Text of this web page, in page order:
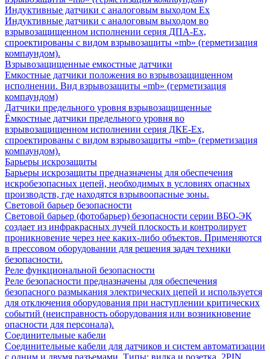
Индуктивные датчики с аналоговым выходом Ех
Индуктивные датчики с аналоговым выходом во
взрывозащищенном исполнении серия ДПА-Ех,
спроектированы с видом взрывозащиты «mb» (герметизация
компаундом).
Взрывозащищенные емкостные датчики
Емкостные датчики положения во взрывозащищенном
исполнении. Вид взрывозащиты «mb» (герметизация
компаундом)
Датчики предельного уровня взрывозащищенные
Ёмкостные датчики предельного уровня во
взрывозащищенном исполнении серия ДКЕ-Ех,
спроектированы с видом взрывозащиты «mb» (герметизация
компаундом).
Барьеры искрозащиты
Барьеры искрозащиты предназначены для обеспечения
искробезопасных цепей, необходимых в условиях опасных
производств, где находятся взрывоопасные зоны.
Световой барьер безопасности
Световой барьер (фотобарьер) безопасности серии ВБО-ЭК
создает из инфракрасных лучей плоскость и контролирует
проникновение через нее каких-либо объектов. Применяются
в прессовом оборудовании для решения задач техники
безопасности.
Реле функциональной безопасности
Реле безопасности предназначены для обеспечения
безопасного размыкания электрических цепей и используется
для отключения оборудования при наступлении критических
событий (неисправность оборудования или возникновение
опасности для персонала).
Соединительные кабели
Соединительные кабели для датчиков и систем автоматизации